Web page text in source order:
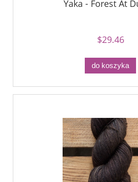
Yaka - Forest At
$29.46
do koszyka